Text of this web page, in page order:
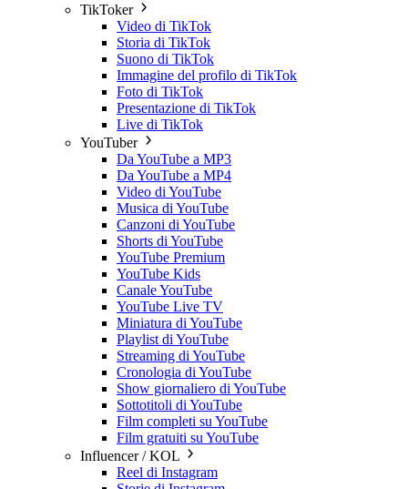
TikToker
Video di TikTok
Storia di TikTok
Suono di TikTok
Immagine del profilo di TikTok
Foto di TikTok
Presentazione di TikTok
Live di TikTok
YouTuber
Da YouTube a MP3
Da YouTube a MP4
Video di YouTube
Musica di YouTube
Canzoni di YouTube
Shorts di YouTube
YouTube Premium
YouTube Kids
Canale YouTube
YouTube Live TV
Miniatura di YouTube
Playlist di YouTube
Streaming di YouTube
Cronologia di YouTube
Show giornaliero di YouTube
Sottotitoli di YouTube
Film completi su YouTube
Film gratuiti su YouTube
Influencer / KOL
Reel di Instagram